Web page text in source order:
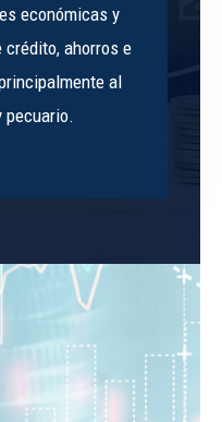
económicas y
ahorros e
al
pecuario.